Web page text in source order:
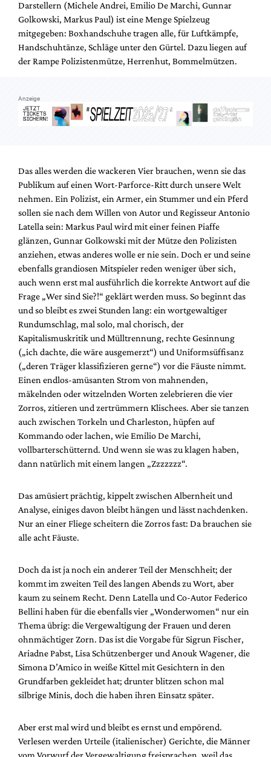
Darstellern (Michele Andrei, Emilio De Marchi, Gunnar
Golkowski, Markus Paul) ist eine Menge Spielzeug
mitgegeben: Boxhandschuhe tragen alle, für Luftkämpfe,
Handschuhtänze, Schläge unter den Gürtel. Dazu liegen auf
der Rampe Polizistenmütze, Herrenhut, Bommelmützen.
Anzeige
Das alles werden die wackeren Vier brauchen, wenn sie das
Publikum auf einen Wort-Parforce-Ritt durch unsere Welt
nehmen. Ein Polizist, ein Armer, ein Stummer und ein Pferd
sollen sie nach dem Willen von Autor und Regisseur Antonio
Latella sein: Markus Paul wird mit einer feinen Piaffe
glänzen, Gunnar Golkowski mit der Mütze den Polizisten
anziehen, etwas anderes wolle er nie sein. Doch er und seine
ebenfalls grandiosen Mitspieler reden weniger über sich,
auch wenn erst mal ausführlich die korrekte Antwort auf die
Frage „Wer sind Sie?!“ geklärt werden muss. So beginnt das
und so bleibt es zwei Stunden lang: ein wortgewaltiger
Rundumschlag, mal solo, mal chorisch, der
Kapitalismuskritik und Mülltrennung, rechte Gesinnung
(„ich dachte, die wäre ausgemerzt“) und Uniformsüffisanz
(„deren Träger klassifizieren gerne“) vor die Fäuste nimmt.
Einen endlos-amüsanten Strom von mahnenden,
mäkelnden oder witzelnden Worten zelebrieren die vier
Zorros, zitieren und zertrümmern Klischees. Aber sie tanzen
auch zwischen Torkeln und Charleston, hüpfen auf
Kommando oder lachen, wie Emilio De Marchi,
vollbarterschütternd. Und wenn sie was zu klagen haben,
dann natürlich mit einem langen „Zzzzzzz“.
Das amüsiert prächtig, kippelt zwischen Albernheit und
Analyse, einiges davon bleibt hängen und lässt nachdenken.
Nur an einer Fliege scheitern die Zorros fast: Da brauchen sie
alle acht Fäuste.
Doch da ist ja noch ein anderer Teil der Menschheit; der
kommt im zweiten Teil des langen Abends zu Wort, aber
kaum zu seinem Recht. Denn Latella und Co-Autor Federico
Bellini haben für die ebenfalls vier „Wonderwomen“ nur ein
Thema übrig: die Vergewaltigung der Frauen und deren
ohnmächtiger Zorn. Das ist die Vorgabe für Sigrun Fischer,
Ariadne Pabst, Lisa Schützenberger und Anouk Wagener, die
Simona D’Amico in weiße Kittel mit Gesichtern in den
Grundfarben gekleidet hat; drunter blitzen schon mal
silbrige Minis, doch die haben ihren Einsatz später.
Aber erst mal wird und bleibt es ernst und empörend.
Verlesen werden Urteile (italienischer) Gerichte, die Männer